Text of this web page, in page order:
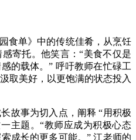
食单》中的传统佳肴，从烹饪
寄托。他笑言：“美食不仅是
的载体。” 呼吁教师在忙碌工
取美好，以更饱满的状态投入
故事为切入点，阐释 “用积极
主题。“教师应成为积极心态
成长的更多可能。” 江老师的